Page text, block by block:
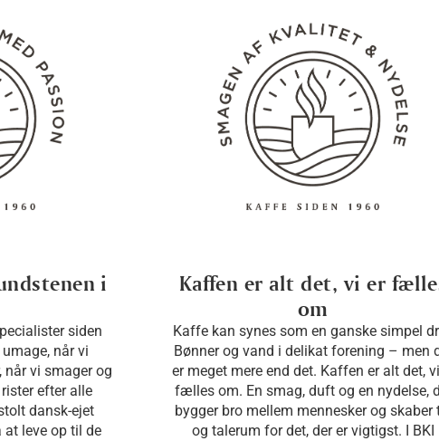
i
siden
når vi
når vi smager og
efter alle
dansk-ejet
leve op til de
Kaffen er alt det, vi er
om
Kaffe kan synes som en ganske simpel
Bønner og vand i delikat forening – men
er meget mere end det. Kaffen er alt det,
fælles om. En smag, duft og en nydelse,
bygger bro mellem mennesker og skaber
og talerum for det, der er vigtigst. I BKI